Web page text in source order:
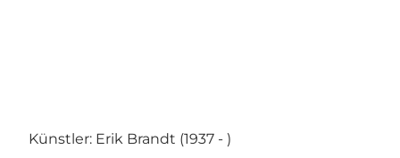
Künstler: Erik Brandt (1937 - )